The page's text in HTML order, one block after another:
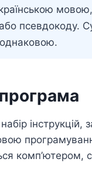
мовою,
псевдокоду.
інструкцій,
комп’ютером,